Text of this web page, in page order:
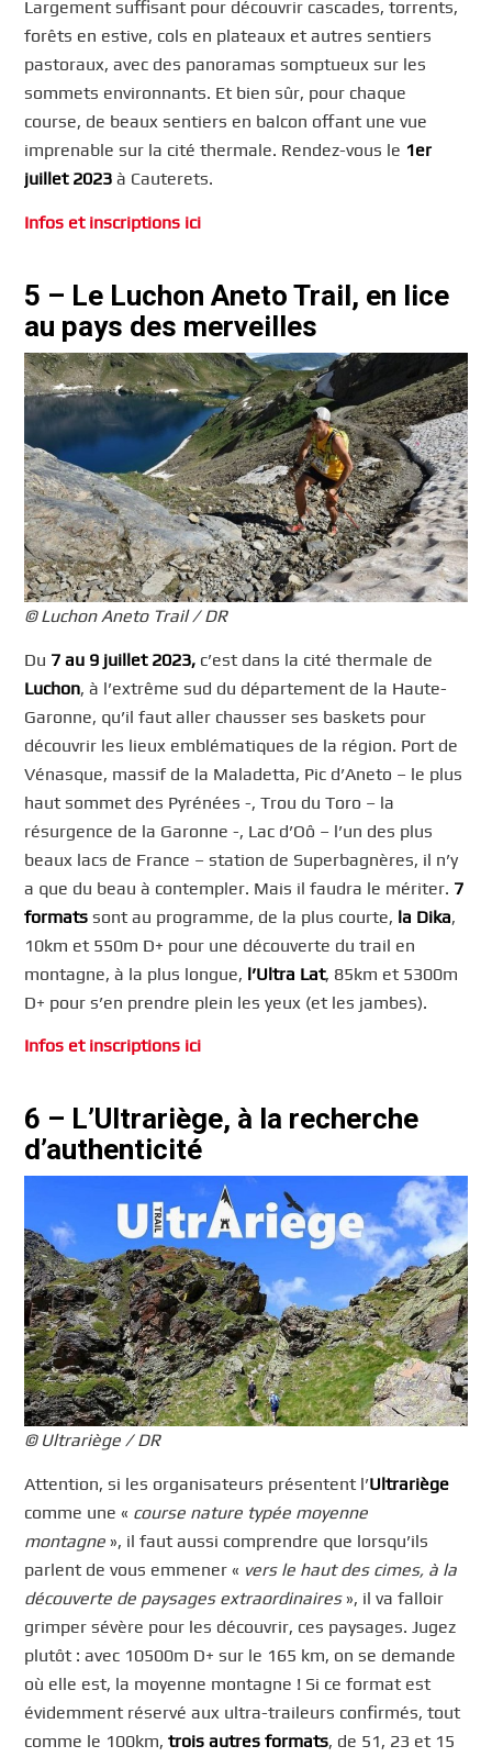
Largement suffisant pour découvrir cascades, torrents,
forêts en estive, cols en plateaux et autres sentiers
pastoraux, avec des panoramas somptueux sur les
sommets environnants. Et bien sûr, pour chaque
course, de beaux sentiers en balcon offant une vue
imprenable sur la cité thermale. Rendez-vous le 1er
juillet 2023 à Cauterets.
Infos et inscriptions ici
5 – Le Luchon Aneto Trail, en lice
au pays des merveilles
© Luchon Aneto Trail / DR
Du 7 au 9 juillet 2023, c’est dans la cité thermale de
Luchon, à l’extrême sud du département de la Haute-
Garonne, qu’il faut aller chausser ses baskets pour
découvrir les lieux emblématiques de la région. Port de
Vénasque, massif de la Maladetta, Pic d’Aneto – le plus
haut sommet des Pyrénées -, Trou du Toro – la
résurgence de la Garonne -, Lac d’Oô – l’un des plus
beaux lacs de France – station de Superbagnères, il n’y
a que du beau à contempler. Mais il faudra le mériter. 7
formats sont au programme, de la plus courte, la Dika,
10km et 550m D+ pour une découverte du trail en
montagne, à la plus longue, l’Ultra Lat, 85km et 5300m
D+ pour s’en prendre plein les yeux (et les jambes).
Infos et inscriptions ici
6 – L’Ultrariège, à la recherche
d’authenticité
© Ultrariège / DR
Attention, si les organisateurs présentent l’Ultrariège
comme une « course nature typée moyenne
montagne », il faut aussi comprendre que lorsqu’ils
parlent de vous emmener « vers le haut des cimes, à la
découverte de paysages extraordinaires», il va falloir
grimper sévère pour les découvrir, ces paysages. Jugez
plutôt : avec 10500m D+ sur le 165 km, on se demande
où elle est, la moyenne montagne ! Si ce format est
évidemment réservé aux ultra-traileurs confirmés, tout
comme le 100km, trois autres formats, de 51, 23 et 15